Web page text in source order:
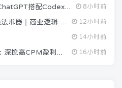
8小时前
12小时前
14小时前
16小时前